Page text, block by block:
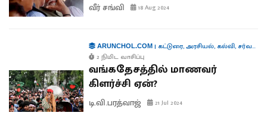
வீர் சங்வி 18 Aug 2024
ARUNCHOL.COM| கட்டுரை,அரசியல், கல்வி, சர்வதேசம்
2 நிமிட வாசிப்பு
வங்கதேசத்தில் மாணவர்
கிளர்ச்சி ஏன்?
டி.வி.பரத்வாஜ் 21 Jul 2024